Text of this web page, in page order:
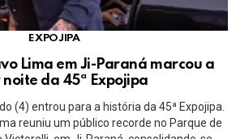
EXPOJIPA
Lima em Ji-Paraná marcou a
da 45ª Expojipa
(4) entrou para a história da 45ª Expojipa.
reuniu um público recorde no Parque de